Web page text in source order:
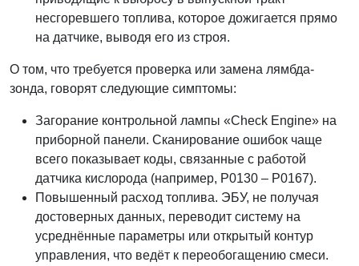
несгоревшего топлива, которое дожигается прямо
на датчике, выводя его из строя.
О том, что требуется проверка или замена лямбда-
зонда, говорят следующие симптомы:
Загорание контрольной лампы «Check Engine» на
приборной панели. Сканирование ошибок чаще
всего показывает коды, связанные с работой
датчика кислорода (например, P0130 – P0167).
Повышенный расход топлива. ЭБУ, не получая
достоверных данных, переводит систему на
усреднённые параметры или открытый контур
управления, что ведёт к переобогащению смеси.